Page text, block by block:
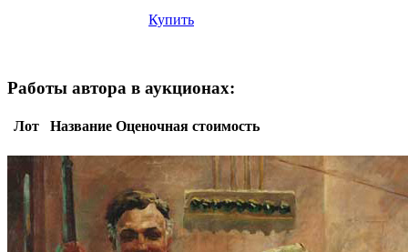
Купить
Работы автора в аукционах:
Лот Название Оценочная стоимость